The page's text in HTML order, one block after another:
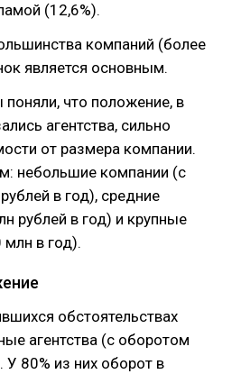
(12,6%).
компаний (более
является основным.
что положение, в
агентства, сильно
от размера компании.
небольшие компании (с
в год), средние
рублей в год) и крупные
в год).
обстоятельствах
агентства (с оборотом
80% из них оборот в